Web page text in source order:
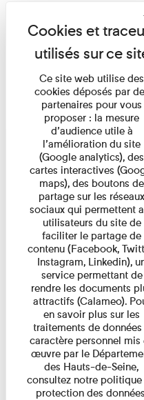
Ce site web utilise des
cookies déposés par
partenaires pour vous
proposer : la mesure
d’audience utile à
l’amélioration du site
(Google analytics), des
cartes interactives
maps), des boutons de
partage sur les réseaux
sociaux qui permettent
utilisateurs du site de
faciliter le partage de
contenu (Facebook,
Instagram, Linkedin),
service permettant de
rendre les documents
attractifs (Calameo).
en savoir plus sur les
traitements de données
caractère personnel mis
œuvre par le
des Hauts-de-Seine,
consultez notre politique
protection des